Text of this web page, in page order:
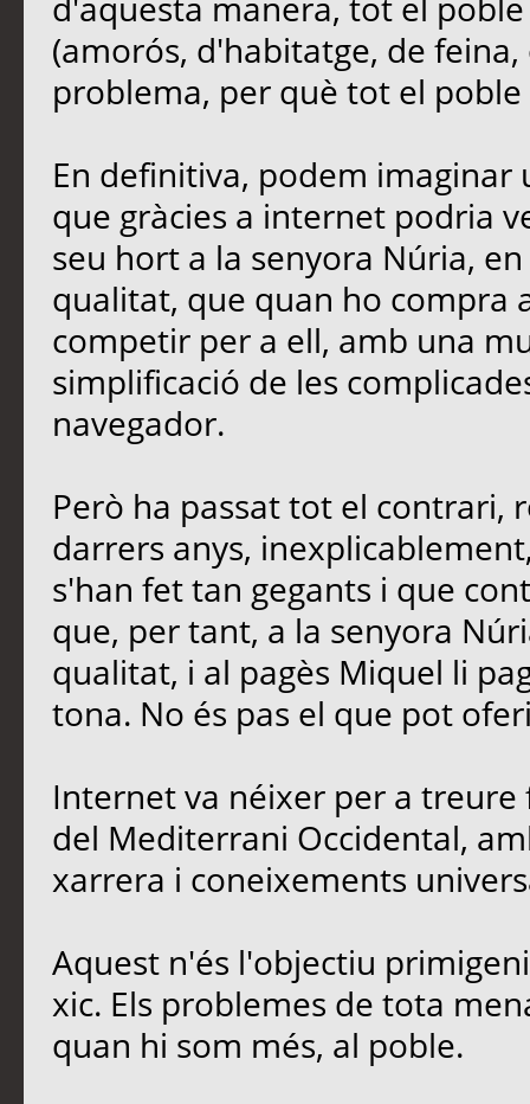
(amorós, d'habitatge, de
problema, per què tot el
En definitiva, podem imaginar
que gràcies a internet podria
seu hort a la senyora Núria,
qualitat, que quan ho compra
competir per a ell, amb una
simplificació de les
navegador.
Però ha passat tot el contrari,
darrers anys,
s'han fet tan gegants i que
que, per tant, a la senyora
qualitat, i al pagès Miquel li
tona. No és pas el que pot
Internet va néixer per a
del Mediterrani Occidental,
xarrera i coneixements
Aquest n'és l'objectiu
xic. Els problemes de tota
quan hi som més, al poble.